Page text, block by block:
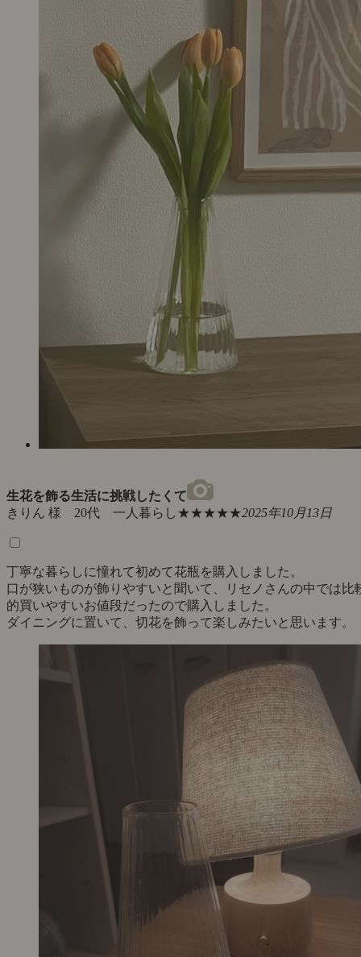
生花を飾る生活に挑戦したくて
きりん 様 20代 一人暮らし★★★★★2025年10月13日
丁寧な暮らしに憧れて初めて花瓶を購入しました。
口が狭いものが飾りやすいと聞いて、リセノさんの中では比
的買いやすいお値段だったので購入しました。
ダイニングに置いて、切花を飾って楽しみたいと思います。